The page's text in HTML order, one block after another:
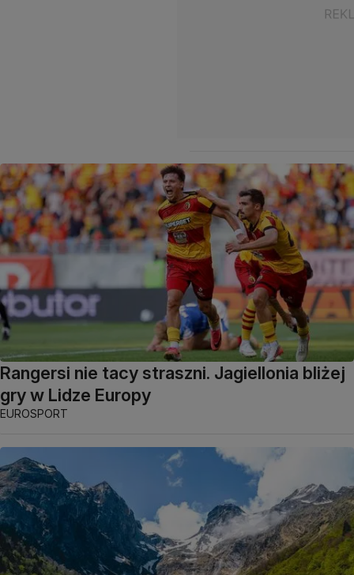
Rangersi nie tacy straszni. Jagiellonia bliżej
gry w Lidze Europy
EUROSPORT